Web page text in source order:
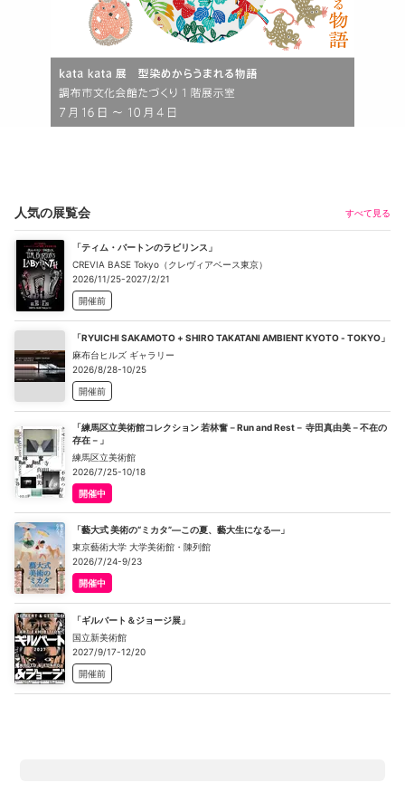
人気の展覧会 すべて見る
「ティム・バートンのラビリンス」
CREVIA BASE Tokyo（クレヴィアベース東京）
2026/11/25-2027/2/21
開催前
「RYUICHI SAKAMOTO + SHIRO TAKATANI AMBIENT KYOTO - TOKYO」
麻布台ヒルズ ギャラリー
2026/8/28-10/25
開催前
「練馬区立美術館コレクション 若林奮－Run and Rest－ 寺田真由美－不在の
存在－」
練馬区立美術館
2026/7/25-10/18
開催中
「藝大式 美術の“ミカタ”―この夏、藝大生になる―」
東京藝術大学 大学美術館・陳列館
2026/7/24-9/23
開催中
「ギルバート＆ジョージ展」
国立新美術館
2027/9/17-12/20
開催前